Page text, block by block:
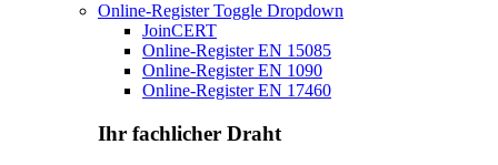
Online-RegisterToggle Dropdown
JoinCERT
Online-Register EN 15085
Online-Register EN 1090
Online-Register EN 17460
Ihr fachlicher Draht